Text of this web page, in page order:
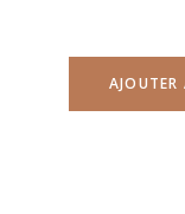
AJOUTER